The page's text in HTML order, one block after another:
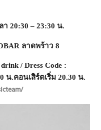
20:30 – 23:30 น.
ลาดพร้าว 8
drink / Dress Code :
น.คอนเสิร์ตเริ่ม 20.30 น.